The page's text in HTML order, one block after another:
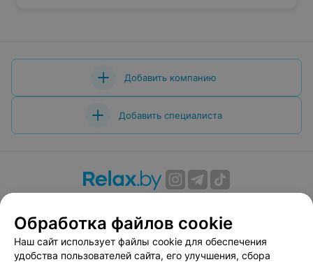
Добавить компанию
Добавить специалиста
Вакансии
Публичный договор
Способы оплаты
Публичный договор по использованию сервиса
«Афиша»
Обработка файлов cookie
Наш сайт использует файлы cookie для обеспечения
удобства пользователей сайта, его улучшения, сбора